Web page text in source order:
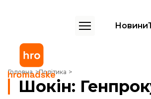
Новини
Головна Політика
Шокін: Генпрокуратура відновила
Шокін: